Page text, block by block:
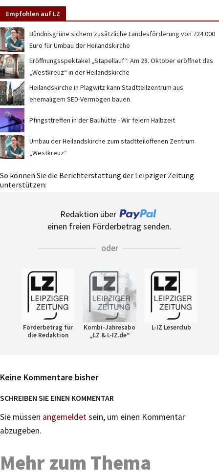
Empfohlen auf LZ
Bündnisgrüne sichern zusätzliche Landesförderung von 724.000
Euro für Umbau der Heilandskirche
Eröffnungsspektakel „Stapellauf“: Am 28. Oktober eröffnet das
„Westkreuz“ in der Heilandskirche
Heilandskirche in Plagwitz kann Stadtteilzentrum aus
ehemaligem SED-Vermögen bauen
Pfingsttreffen in der Bauhütte - Wir feiern Halbzeit
Umbau der Heilandskirche zum stadtteiloffenen Zentrum
„Westkreuz“
So können Sie die Berichterstattung der Leipziger Zeitung
unterstützen:
Redaktion über
einen freien Förderbetrag senden.
oder
Förderbetrag für
die Redaktion
Kombi-Jahresabo
„LZ & L-IZ.de“
L-IZ Leserclub
Keine Kommentare bisher
SCHREIBEN SIE EINEN KOMMENTAR
Sie müssen angemeldetsein, um einen Kommentar
abzugeben.
Mehr zum Thema